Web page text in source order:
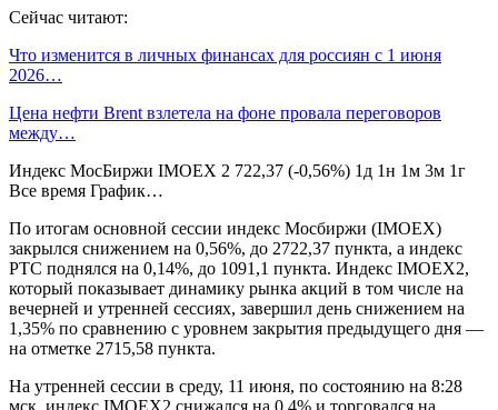
Сейчас читают:
Что изменится в личных финансах для россиян с 1 июня
2026…
Цена нефти Brent взлетела на фоне провала переговоров
между…
Индекс МосБиржи IMOEX 2 722,37 (-0,56%) 1д 1н 1м 3м 1г
Все время График…
По итогам основной сессии индекс Мосбиржи (IMOEX)
закрылся снижением на 0,56%, до 2722,37 пункта, а индекс
РТС поднялся на 0,14%, до 1091,1 пункта. Индекс IMOEX2,
который показывает динамику рынка акций в том числе на
вечерней и утренней сессиях, завершил день снижением на
1,35% по сравнению с уровнем закрытия предыдущего дня —
на отметке 2715,58 пункта.
На утренней сессии в среду, 11 июня, по состоянию на 8:28
мск, индекс IMOEX2 снижался на 0,4% и торговался на